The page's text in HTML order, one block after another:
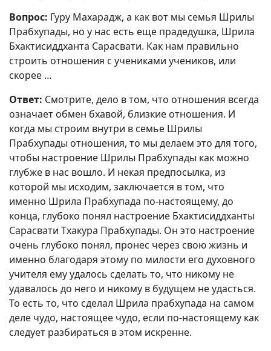
Вопрос: Гуру Махарадж, а как вот мы семья Шрилы
Прабхупады, но у нас есть еще прадедушка, Шрила
Бхактисиддханта Сарасвати. Как нам правильно
строить отношения с учениками учеников, или
скорее …
Ответ: Смотрите, дело в том, что отношения всегда
означает обмен бхавой, близкие отношения. И
когда мы строим внутри в семье Шрилы
Прабхупады отношения, то мы делаем это для того,
чтобы настроение Шрилы Прабхупады как можно
глубже в нас вошло. И некая предпосылка, из
которой мы исходим, заключается в том, что
именно Шрила Прабхупада по-настоящему, до
конца, глубоко понял настроение Бхактисиддханты
Сарасвати Тхакура Прабхупады. Он это настроение
очень глубоко понял, пронес через свою жизнь и
именно благодаря этому по милости его духовного
учителя ему удалось сделать то, что никому не
удавалось до него и никому в будущем не удасться.
То есть то, что сделал Шрила прабхупада на самом
деле чудо, настоящее чудо, если по-настоящему как
следует разбираться в этом искренне.